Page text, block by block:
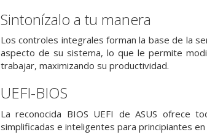
Sintonízalo a tu manera
Los controles integrales forman la base de la
aspecto de su sistema, lo que le permite
trabajar, maximizando su productividad.
UEFI-BIOS
La reconocida BIOS UEFI de ASUS ofrece
simplificadas e inteligentes para principiantes